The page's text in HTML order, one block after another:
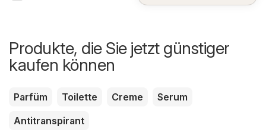
Produkte, die Sie jetzt günstiger
kaufen können
Parfüm Toilette Creme
Serum
Antitranspirant